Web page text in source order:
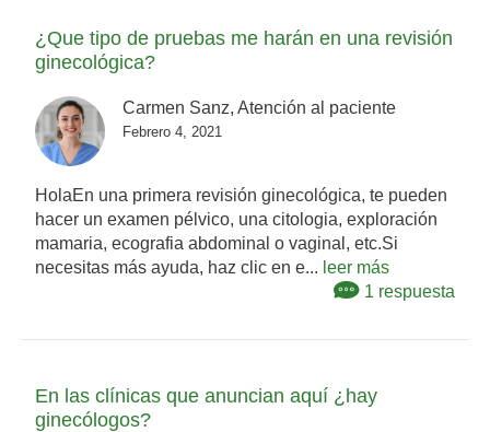
¿Que tipo de pruebas me harán en una revisión
ginecológica?
Carmen Sanz, Atención al paciente
Febrero 4, 2021
HolaEn una primera revisión ginecológica, te pueden
hacer un examen pélvico, una citologia, exploración
mamaria, ecografia abdominal o vaginal, etc.Si
necesitas más ayuda, haz clic en e... leer más
1 respuesta
En las clínicas que anuncian aquí ¿hay
ginecólogos?